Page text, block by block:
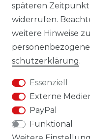
Impressum
späteren
widerrufen.
weitere Hinweise
schutz­erklärung.
Essenziell
Externe
PayPal
Funktional